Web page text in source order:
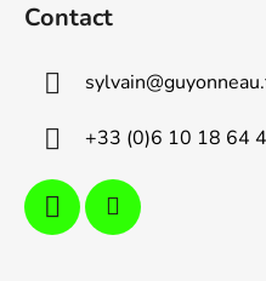
Contact
sylvain@
+33 (0)6 10 18 64